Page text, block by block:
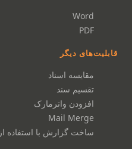
Word
PDF
قابلیت‌های دیگر
مقایسه اسناد
تقسیم سند
افزودن واترمارک
Mail Merge
ساخت گزارش با استفاده از LINQ Reporting